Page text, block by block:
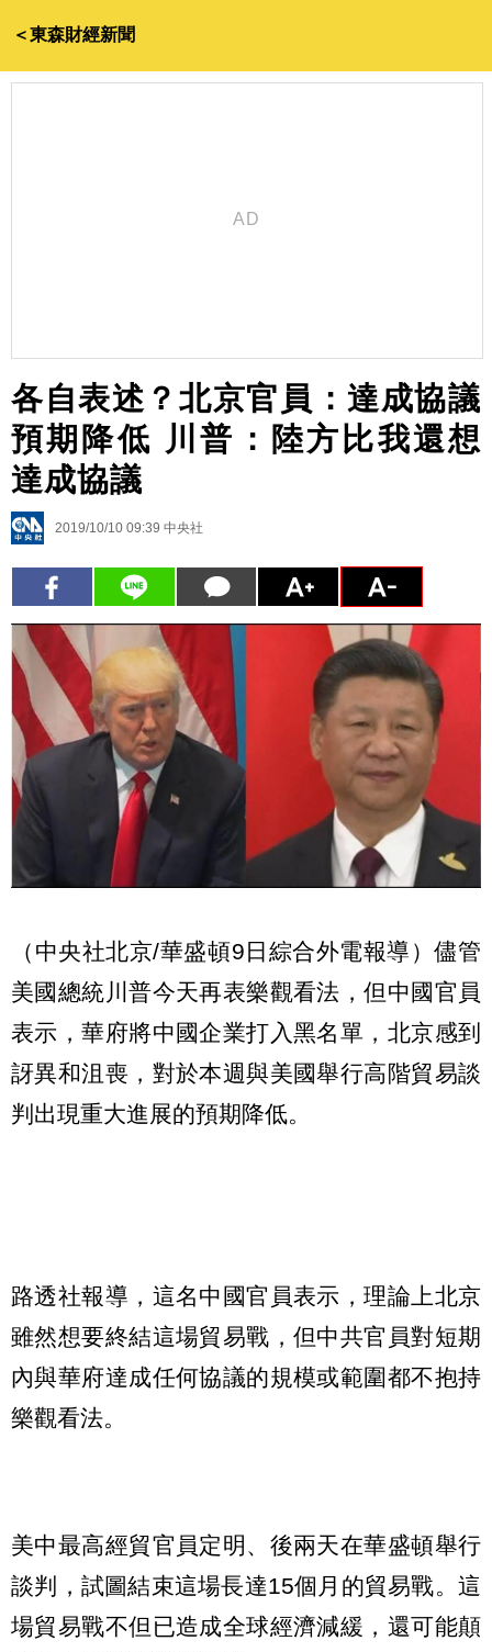
＜東森財經新聞
各自表述？北京官員：達成協議
預期降低 川普：陸方比我還想
達成協議
2019/10/10 09:39 中央社
（中央社北京/華盛頓9日綜合外電報導）儘管
美國總統川普今天再表樂觀看法，但中國官員
表示，華府將中國企業打入黑名單，北京感到
訝異和沮喪，對於本週與美國舉行高階貿易談
判出現重大進展的預期降低。
路透社報導，這名中國官員表示，理論上北京
雖然想要終結這場貿易戰，但中共官員對短期
內與華府達成任何協議的規模或範圍都不抱持
樂觀看法。
美中最高經貿官員定明、後兩天在華盛頓舉行
談判，試圖結束這場長達15個月的貿易戰。這
場貿易戰不但已造成全球經濟減緩，還可能顛